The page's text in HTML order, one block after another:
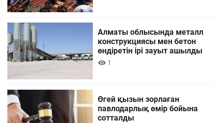
Алматы облысында металл
конструкциясы мен бетон
өндіретін ірі зауыт ашылды
1
Өгей қызын зорлаған
павлодарлық өмір бойына
сотталды